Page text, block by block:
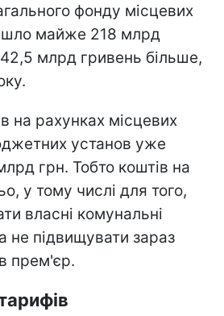
фонду місцевих
майже 218 млрд
млрд гривень більше,
на рахунках місцевих
установ уже
грн. Тобто коштів на
у тому числі для того,
власні комунальні
не підвищувати зараз
прем'єр.